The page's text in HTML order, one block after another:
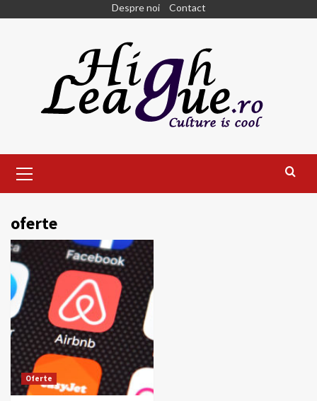
Despre noi Contact
Menu
oferte
Oferte